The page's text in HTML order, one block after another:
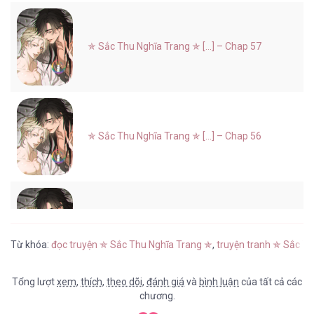
✯ Sắc Thu Nghĩa Trang ✯ [...] – Chap 57
✯ Sắc Thu Nghĩa Trang ✯ [...] – Chap 56
Từ khóa: đọc truyện ✯ Sắc Thu Nghĩa Trang ✯, truyện tranh ✯ Sắc
Tổng lượtxem, thích, theo dõi, đánh giávà bình luận của tất cả các
chương.